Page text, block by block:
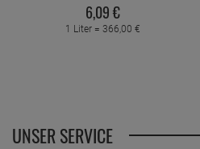
6,09€
1 Liter = 366, 00 €
UNSER SERVICE